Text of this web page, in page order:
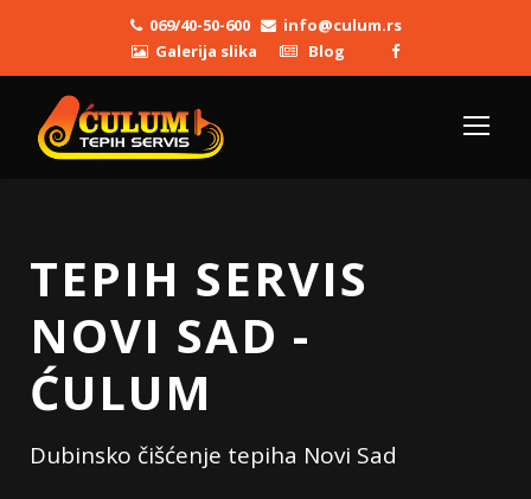
069/40-50-600
info@culum.rs
Galerija slika
Blog
TEPIH SERVIS
NOVI SAD -
ĆULUM
Dubinsko čišćenje tepiha Novi Sad